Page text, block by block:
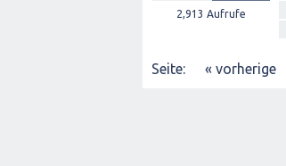
2,913 Aufrufe
Seite: « vorherige